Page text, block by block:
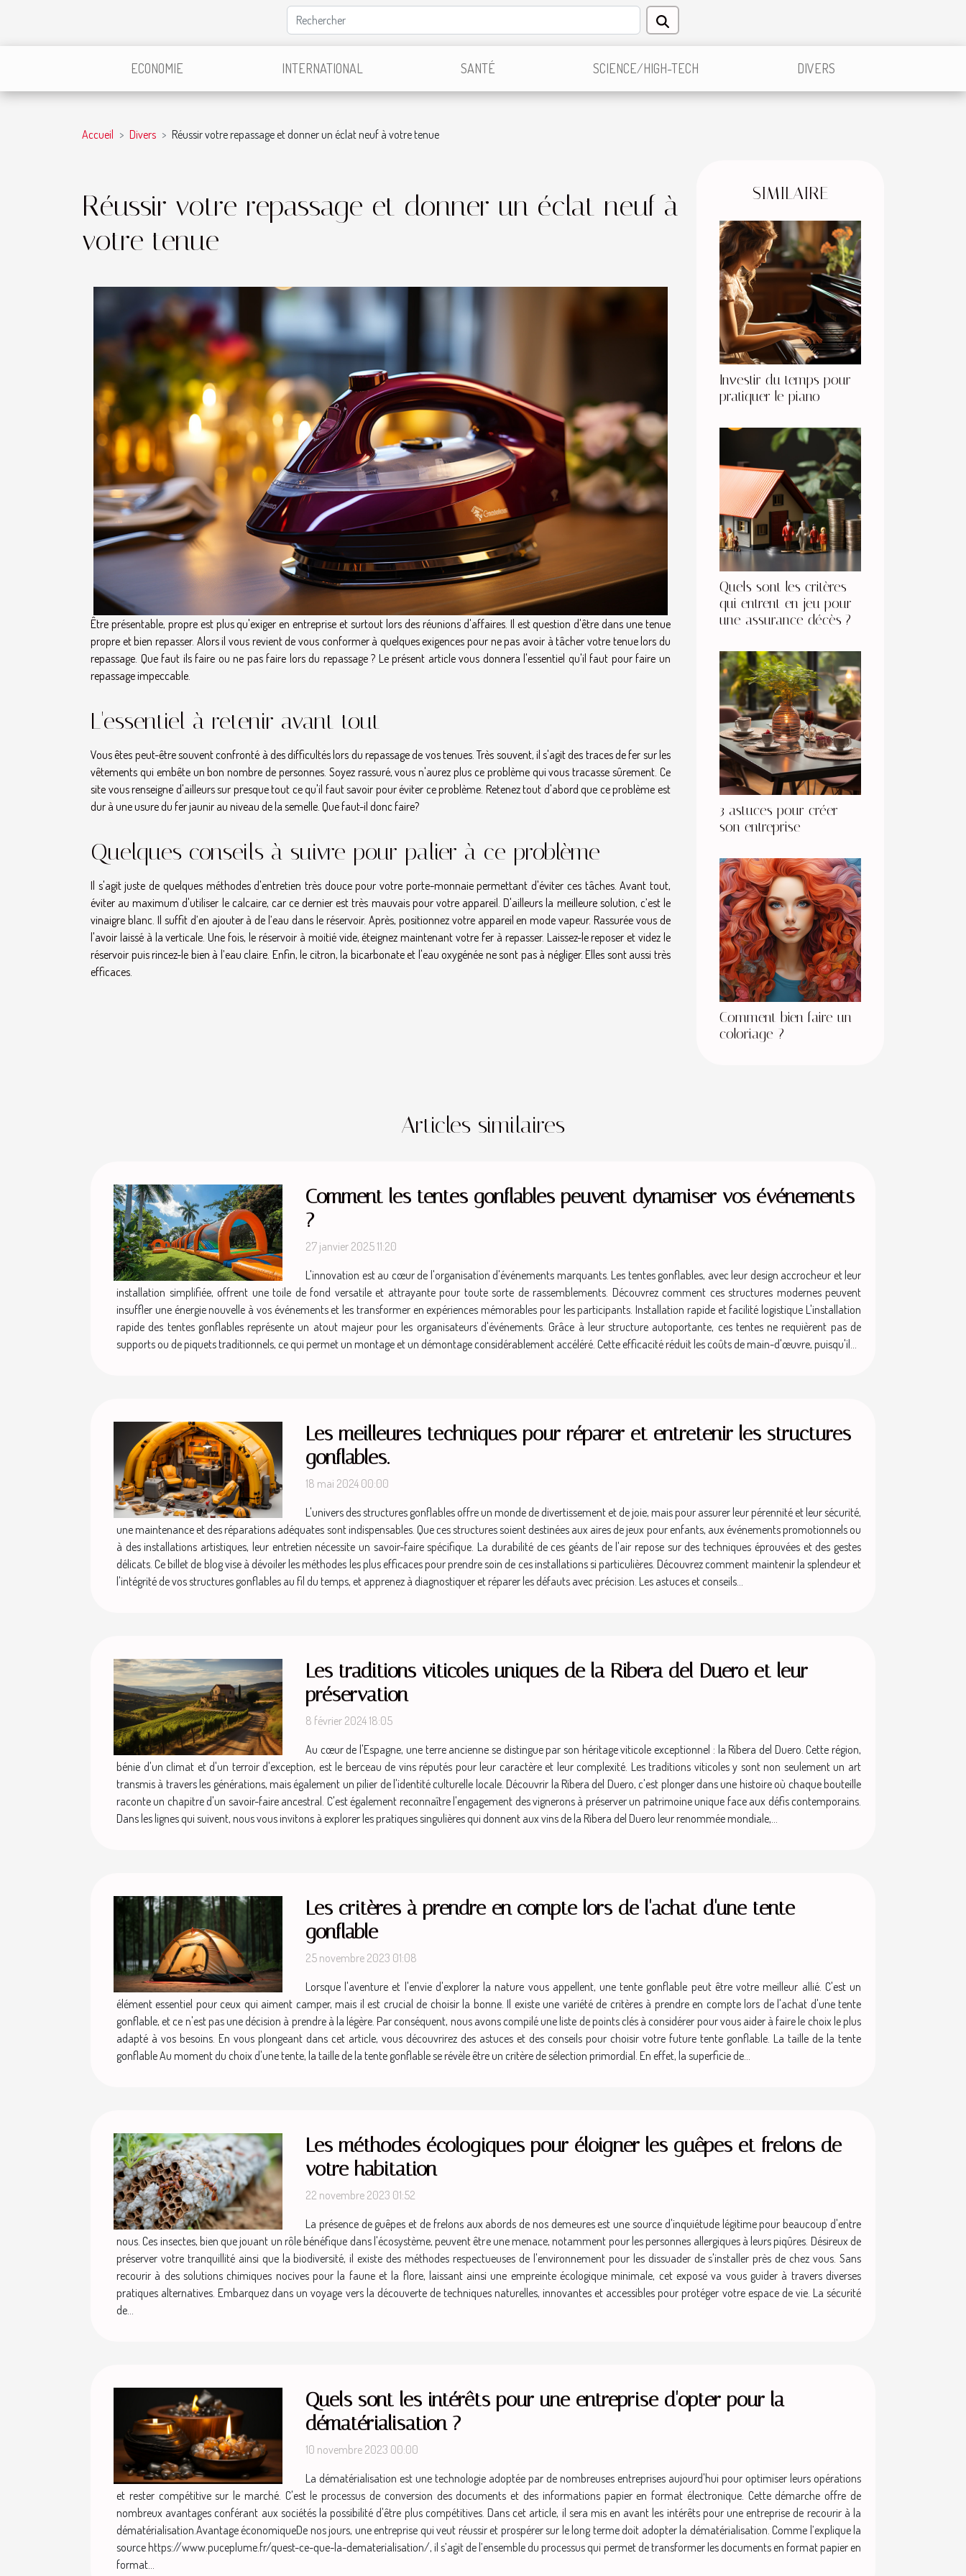
ECONOMIE INTERNATIONAL SANTÉ SCIENCE/HIGH-TECH DIVERS
Accueil Divers Réussir votre repassage et donner un éclat neuf à votre tenue
Réussir votre repassage et donner un éclat neuf à
votre tenue
Être présentable, propre est plus qu'exiger en entreprise et surtout lors des réunions d'affaires. Il est question d'être dans une tenue
propre et bien repasser. Alors il vous revient de vous conformer à quelques exigences pour ne pas avoir à tâcher votre tenue lors du
repassage. Que faut ils faire ou ne pas faire lors du repassage ? Le présent article vous donnera l'essentiel qu'il faut pour faire un
repassage impeccable.
L'essentiel à retenir avant tout
Vous êtes peut-être souvent confronté à des difficultés lors du repassage de vos tenues. Très souvent, il s'agit des traces de fer sur les
vêtements qui embête un bon nombre de personnes. Soyez rassuré, vous n'aurez plus ce problème qui vous tracasse sûrement. Ce
site vous renseigne d'ailleurs sur presque tout ce qu'il faut savoir pour éviter ce problème. Retenez tout d'abord que ce problème est
dur à une usure du fer jaunir au niveau de la semelle. Que faut-il donc faire?
Quelques conseils à suivre pour palier à ce problème
Il s'agit juste de quelques méthodes d'entretien très douce pour votre porte-monnaie permettant d'éviter ces tâches. Avant tout,
éviter au maximum d'utiliser le calcaire, car ce dernier est très mauvais pour votre appareil. D'ailleurs la meilleure solution, c’est le
vinaigre blanc. Il suffit d’en ajouter à de l’eau dans le réservoir. Après, positionnez votre appareil en mode vapeur. Rassurée vous de
l'avoir laissé à la verticale. Une fois, le réservoir à moitié vide, éteignez maintenant votre fer à repasser. Laissez-le reposer et videz le
réservoir puis rincez-le bien à l’eau claire. Enfin, le citron, la bicarbonate et l'eau oxygénée ne sont pas à négliger. Elles sont aussi très
efficaces.
SIMILAIRE
Investir du temps pour
pratiquer le piano
Quels sont les critères
qui entrent en jeu pour
une assurance décès ?
3 astuces pour créer
son entreprise
Comment bien faire un
coloriage ?
Articles similaires
Comment les tentes gonflables peuvent dynamiser vos événements
?
27 janvier 2025 11:20
L'innovation est au cœur de l'organisation d'événements marquants. Les tentes gonflables, avec leur design accrocheur et leur
installation simplifiée, offrent une toile de fond versatile et attrayante pour toute sorte de rassemblements. Découvrez comment ces structures modernes peuvent
insuffler une énergie nouvelle à vos événements et les transformer en expériences mémorables pour les participants. Installation rapide et facilité logistique L'installation
rapide des tentes gonflables représente un atout majeur pour les organisateurs d'événements. Grâce à leur structure autoportante, ces tentes ne requièrent pas de
supports ou de piquets traditionnels, ce qui permet un montage et un démontage considérablement accéléré. Cette efficacité réduit les coûts de main-d'œuvre, puisqu'il...
Les meilleures techniques pour réparer et entretenir les structures
gonflables.
18 mai 2024 00:00
L'univers des structures gonflables offre un monde de divertissement et de joie, mais pour assurer leur pérennité et leur sécurité,
une maintenance et des réparations adéquates sont indispensables. Que ces structures soient destinées aux aires de jeux pour enfants, aux événements promotionnels ou
à des installations artistiques, leur entretien nécessite un savoir-faire spécifique. La durabilité de ces géants de l'air repose sur des techniques éprouvées et des gestes
délicats. Ce billet de blog vise à dévoiler les méthodes les plus efficaces pour prendre soin de ces installations si particulières. Découvrez comment maintenir la splendeur et
l'intégrité de vos structures gonflables au fil du temps, et apprenez à diagnostiquer et réparer les défauts avec précision. Les astuces et conseils...
Les traditions viticoles uniques de la Ribera del Duero et leur
préservation
8 février 2024 18:05
Au cœur de l'Espagne, une terre ancienne se distingue par son héritage viticole exceptionnel : la Ribera del Duero. Cette région,
bénie d'un climat et d'un terroir d'exception, est le berceau de vins réputés pour leur caractère et leur complexité. Les traditions viticoles y sont non seulement un art
transmis à travers les générations, mais également un pilier de l'identité culturelle locale. Découvrir la Ribera del Duero, c'est plonger dans une histoire où chaque bouteille
raconte un chapitre d'un savoir-faire ancestral. C'est également reconnaître l'engagement des vignerons à préserver un patrimoine unique face aux défis contemporains.
Dans les lignes qui suivent, nous vous invitons à explorer les pratiques singulières qui donnent aux vins de la Ribera del Duero leur renommée mondiale,...
Les critères à prendre en compte lors de l'achat d'une tente
gonflable
25 novembre 2023 01:08
Lorsque l'aventure et l'envie d'explorer la nature vous appellent, une tente gonflable peut être votre meilleur allié. C'est un
élément essentiel pour ceux qui aiment camper, mais il est crucial de choisir la bonne. Il existe une variété de critères à prendre en compte lors de l'achat d'une tente
gonflable, et ce n'est pas une décision à prendre à la légère. Par conséquent, nous avons compilé une liste de points clés à considérer pour vous aider à faire le choix le plus
adapté à vos besoins. En vous plongeant dans cet article, vous découvrirez des astuces et des conseils pour choisir votre future tente gonflable. La taille de la tente
gonflable Au moment du choix d'une tente, la taille de la tente gonflable se révèle être un critère de sélection primordial. En effet, la superficie de...
Les méthodes écologiques pour éloigner les guêpes et frelons de
votre habitation
22 novembre 2023 01:52
La présence de guêpes et de frelons aux abords de nos demeures est une source d'inquiétude légitime pour beaucoup d'entre
nous. Ces insectes, bien que jouant un rôle bénéfique dans l'écosystème, peuvent être une menace, notamment pour les personnes allergiques à leurs piqûres. Désireux de
préserver votre tranquillité ainsi que la biodiversité, il existe des méthodes respectueuses de l'environnement pour les dissuader de s'installer près de chez vous. Sans
recourir à des solutions chimiques nocives pour la faune et la flore, laissant ainsi une empreinte écologique minimale, cet exposé va vous guider à travers diverses
pratiques alternatives. Embarquez dans un voyage vers la découverte de techniques naturelles, innovantes et accessibles pour protéger votre espace de vie. La sécurité
de...
Quels sont les intérêts pour une entreprise d'opter pour la
dématérialisation ?
10 novembre 2023 00:00
La dématérialisation est une technologie adoptée par de nombreuses entreprises aujourd'hui pour optimiser leurs opérations
et rester compétitive sur le marché. C'est le processus de conversion des documents et des informations papier en format électronique. Cette démarche offre de
nombreux avantages conférant aux sociétés la possibilité d'être plus compétitives. Dans cet article, il sera mis en avant les intérêts pour une entreprise de recourir à la
dématérialisation.Avantage économiqueDe nos jours, une entreprise qui veut réussir et prospérer sur le long terme doit adopter la dématérialisation. Comme l’explique la
source https://www.puceplume.fr/quest-ce-que-la-dematerialisation/, il s’agit de l’ensemble du processus qui permet de transformer les documents en format papier en
format...